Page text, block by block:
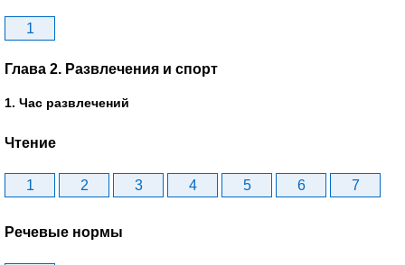
1
Глава 2. Развлечения и спорт
1. Час развлечений
Чтение
1 2 3 4 5 6 7
Речевые нормы